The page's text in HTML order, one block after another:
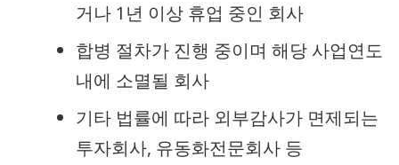
거나 1년 이상 휴업 중인 회사
합병 절차가 진행 중이며 해당 사업연도
내에 소멸될 회사
기타 법률에 따라 외부감사가 면제되는
투자회사, 유동화전문회사 등